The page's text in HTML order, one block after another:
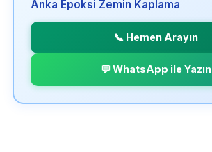
Anka Epoksi Zemin Kaplama
📞 Hemen Arayın
💬 WhatsApp ile Yazın